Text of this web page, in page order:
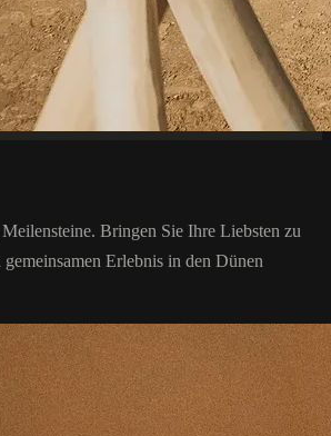
Bringen Sie Ihre Liebsten zu
Erlebnis in den Dünen